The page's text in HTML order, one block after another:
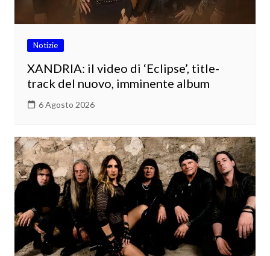
Notizie
XANDRIA: il video di ‘Eclipse’, title-
track del nuovo, imminente album
6 Agosto 2026